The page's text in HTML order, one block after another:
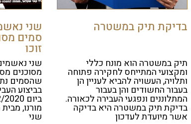
בדיקת תיק במשטרה
תיק במשטרה הוא מונח כללי
ומקצועי המתייחס לחקירה פתוחה
ותלויה, העשויה להביא לעניין הן
בעבור החשודים והן בעבור
המתלוננים ונפגעי העבירה לכאורה.
בדיקת תיק במשטרה היא בדיקה
אשר מיועדת לעדכון
שני
סמים
זוכו
שני
מסוכנים
שהסמים
בביצוע
מורנו,
שני